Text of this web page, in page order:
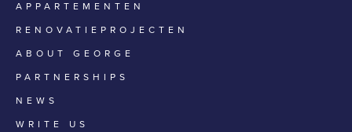
APPARTEMENTEN
RENOVATIEPROJECTEN
ABOUT GEORGE
PARTNERSHIPS
NEWS
WRITE US